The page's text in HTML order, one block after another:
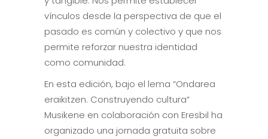
vínculos desde la perspectiva de que el
pasado es común y colectivo y que nos
permite reforzar nuestra identidad
como comunidad.
En esta edición, bajo el lema “Ondarea
eraikitzen. Construyendo cultura”
Musikene en colaboración con Eresbil ha
organizado una jornada gratuita sobre